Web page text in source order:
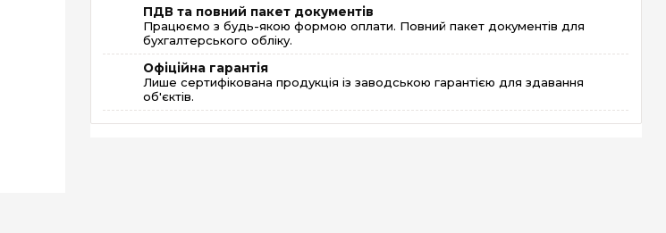
ПДВ та повний пакет документів
Працюємо з будь-якою формою оплати. Повний пакет документів для
бухгалтерського обліку.
Офіційна гарантія
Лише сертифікована продукція із заводською гарантією для здавання
об'єктів.